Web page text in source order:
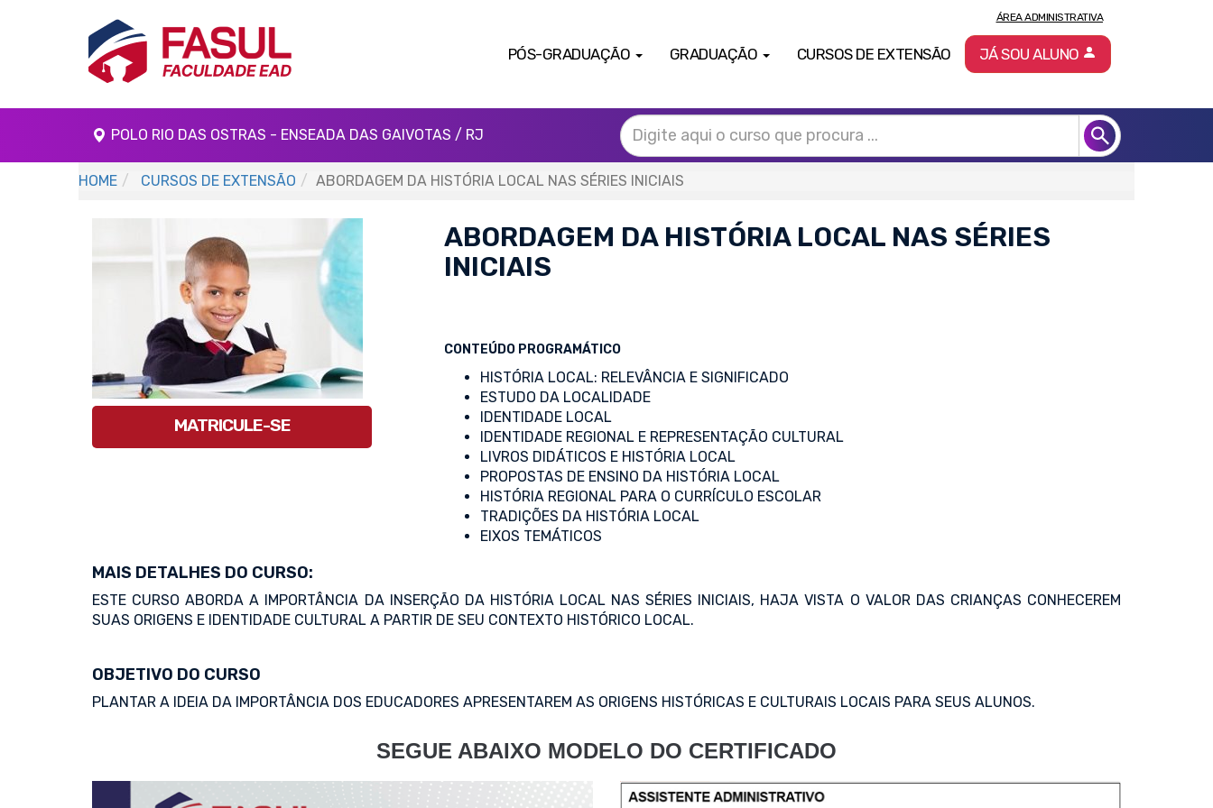
PÓS-GRADUAÇÃO GRADUAÇÃO CURSOS DE EXTENSÃO
ÁREA ADMINISTRATIVA
JÁ SOU ALUNO
POLO RIO DAS OSTRAS - ENSEADA DAS GAIVOTAS / RJ
HOME CURSOS DE EXTENSÃO ABORDAGEM DA HISTÓRIA LOCAL NAS SÉRIES INICIAIS
MATRICULE-SE
ABORDAGEM DA HISTÓRIA LOCAL NAS SÉRIES
INICIAIS
CONTEÚDO PROGRAMÁTICO
HISTÓRIA LOCAL: RELEVÂNCIA E SIGNIFICADO
ESTUDO DA LOCALIDADE
IDENTIDADE LOCAL
IDENTIDADE REGIONAL E REPRESENTAÇÃO CULTURAL
LIVROS DIDÁTICOS E HISTÓRIA LOCAL
PROPOSTAS DE ENSINO DA HISTÓRIA LOCAL
HISTÓRIA REGIONAL PARA O CURRÍCULO ESCOLAR
TRADIÇÕES DA HISTÓRIA LOCAL
EIXOS TEMÁTICOS
MAIS DETALHES DO CURSO:
ESTE CURSO ABORDA A IMPORTÂNCIA DA INSERÇÃO DA HISTÓRIA LOCAL NAS SÉRIES INICIAIS, HAJA VISTA O VALOR DAS CRIANÇAS CONHECEREM
SUAS ORIGENS E IDENTIDADE CULTURAL A PARTIR DE SEU CONTEXTO HISTÓRICO LOCAL.
OBJETIVO DO CURSO
PLANTAR A IDEIA DA IMPORTÂNCIA DOS EDUCADORES APRESENTAREM AS ORIGENS HISTÓRICAS E CULTURAIS LOCAIS PARA SEUS ALUNOS.
SEGUE ABAIXO MODELO DO CERTIFICADO